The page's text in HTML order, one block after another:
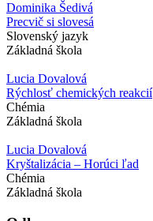
Dominika Šedivá
Precvič si slovesá
Slovenský jazyk
Základná škola
Lucia Dovalová
Rýchlosť chemických reakcií
Chémia
Základná škola
Lucia Dovalová
Kryštalizácia – Horúci ľad
Chémia
Základná škola